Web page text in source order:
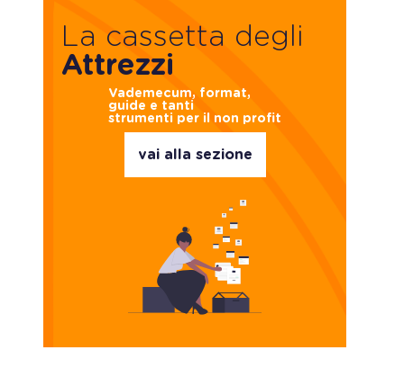
La cassetta degli
Attrezzi
Vademecum, format,
guide e tanti
strumenti per il non profit
vai alla sezione